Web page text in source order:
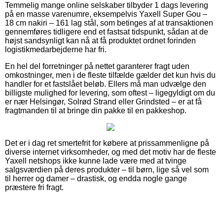
Temmelig mange online selskaber tilbyder 1 dags levering
på en masse varenumre, eksempelvis Yaxell Super Gou –
18 cm nakiri – 161 lag stål, som betinges af at transaktionen
gennemføres tidligere end et fastsat tidspunkt, sådan at de
højst sandsynligt kan nå at få produktet ordnet forinden
logistikmedarbejderne har fri.
En hel del forretninger på nettet garanterer fragt uden
omkostninger, men i de fleste tilfælde gælder det kun hvis du
handler for et fastslået beløb. Ellers må man udvælge den
billigste mulighed for levering, som oftest – ligegyldigt om du
er nær Helsingør, Solrød Strand eller Grindsted – er at få
fragtmanden til at bringe din pakke til en pakkeshop.
Det er i dag ret smertefrit for købere at prissammenligne på
diverse internet virksomheder, og med det motiv har de fleste
Yaxell netshops ikke kunne lade være med at tvinge
salgsværdien på deres produkter – til børn, lige så vel som
til herrer og damer – drastisk, og endda nogle gange
præstere fri fragt.